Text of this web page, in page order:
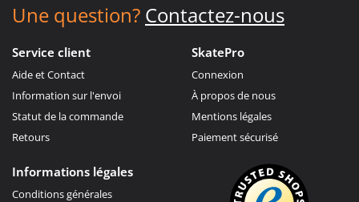
Une question? Contactez-nous
Service client
Aide et Contact
Information sur l'envoi
Statut de la commande
Retours
SkatePro
Connexion
À propos de nous
Mentions légales
Paiement sécurisé
Informations légales
Conditions générales